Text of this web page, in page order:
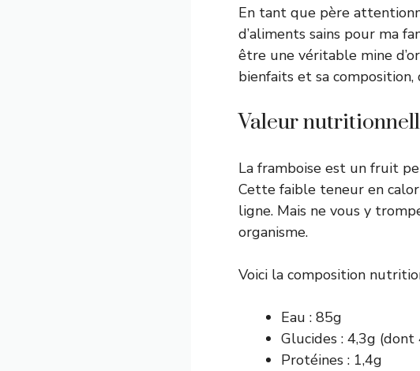
En tant que père
d’aliments sains pour ma
être une véritable mine
bienfaits et sa
Valeur
La framboise est un fruit
Cette faible teneur en
ligne. Mais ne vous y
organisme.
Voici la composition
Eau : 85g
Glucides : 4,3g (dont
Protéines : 1,4g